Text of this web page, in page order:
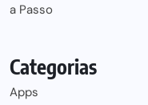
a Passo
Categorias
Apps